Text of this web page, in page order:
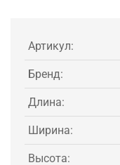
Артикул:
Бренд:
Длина:
Ширина:
Высота: